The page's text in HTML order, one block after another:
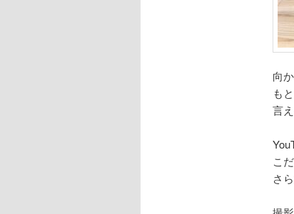
向
も
言
こ
さ